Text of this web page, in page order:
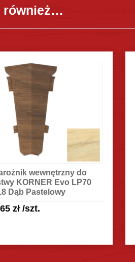
również…
wewnętrzny do
KORNER Evo LP70
Dąb Pastelowy
zł /szt.